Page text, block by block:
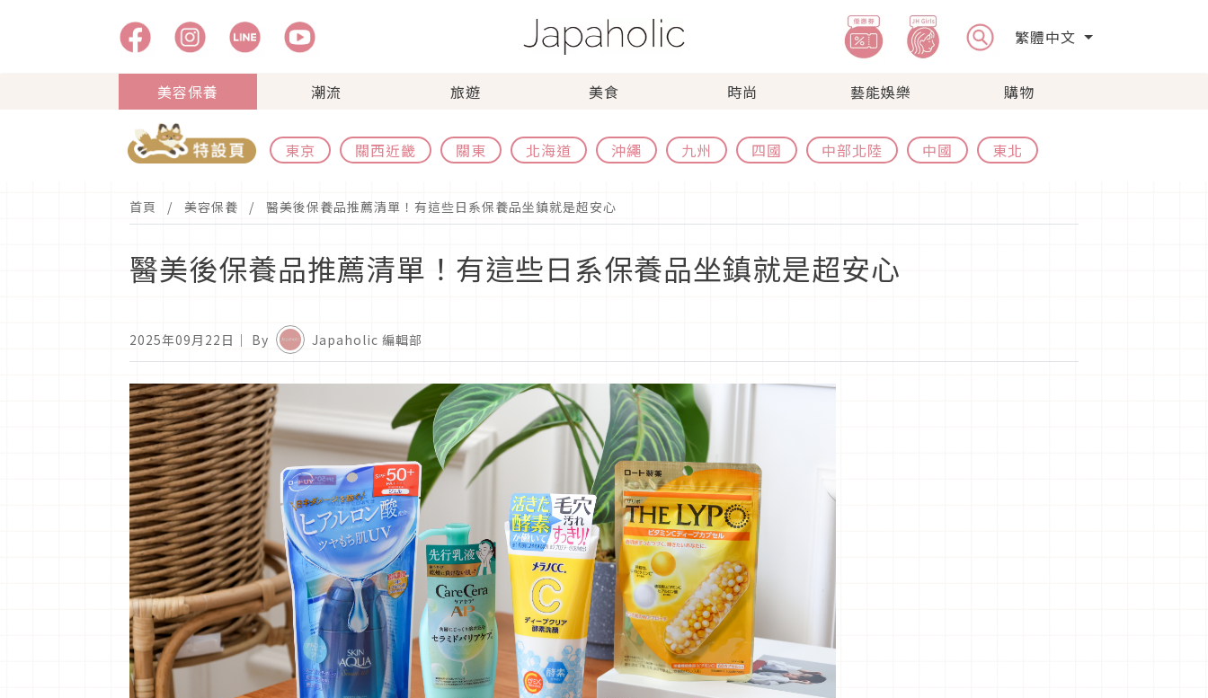
繁體中文
美容保養 潮流 旅遊 美食 時尚 藝能娛樂 購物
東京 關西近畿 關東 北海道 沖繩 九州 四國 中部北陸 中國 東北
首頁 美容保養 醫美後保養品推薦清單！有這些日系保養品坐鎮就是超安心
醫美後保養品推薦清單！有這些日系保養品坐鎮就是超安心
2025年09月22日 ｜ By Japaholic 編輯部